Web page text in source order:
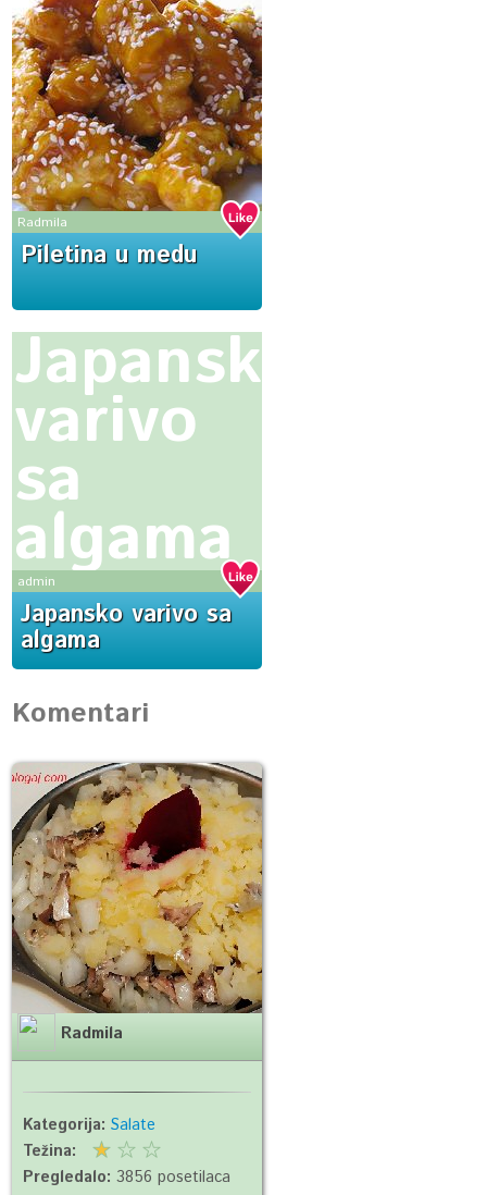
Radmila
Piletina u medu
Japansko
varivo
sa
algama
admin
Japansko varivo sa
algama
Komentari
Radmila
Kategorija:Salate
Težina:
Pregledalo: 3856 posetilaca